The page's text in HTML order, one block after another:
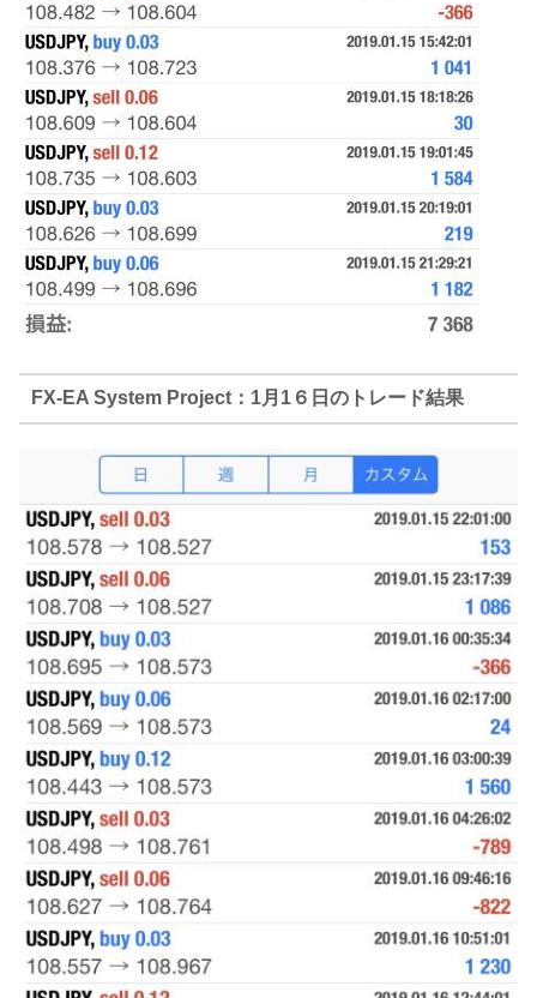
FX-EA System Project：1月1６日のトレード結果